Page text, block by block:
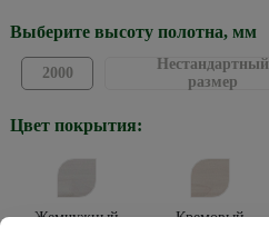
Выберите высоту полотна, мм
2000
Нестандартный
размер
Цвет покрытия:
Жемчужный Кремовый